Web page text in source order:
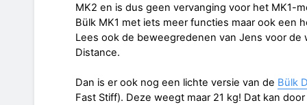
MK2 en is dus geen vervanging voor het MK1-
Bülk MK1 met iets meer functies maar ook een
Lees ook de beweegredenen van Jens voor de
Distance.
Dan is er ook nog een lichte versie van de Bülk
Fast Stiff). Deze weegt maar 21 kg! Dat kan